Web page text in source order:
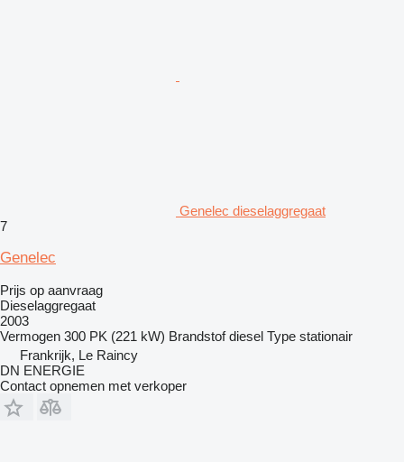
Genelec dieselaggregaat
7
Genelec
Prijs op aanvraag
Dieselaggregaat
2003
Vermogen 300 PK (221 kW) Brandstof diesel Type stationair
Frankrijk, Le Raincy
DN ENERGIE
Contact opnemen met verkoper